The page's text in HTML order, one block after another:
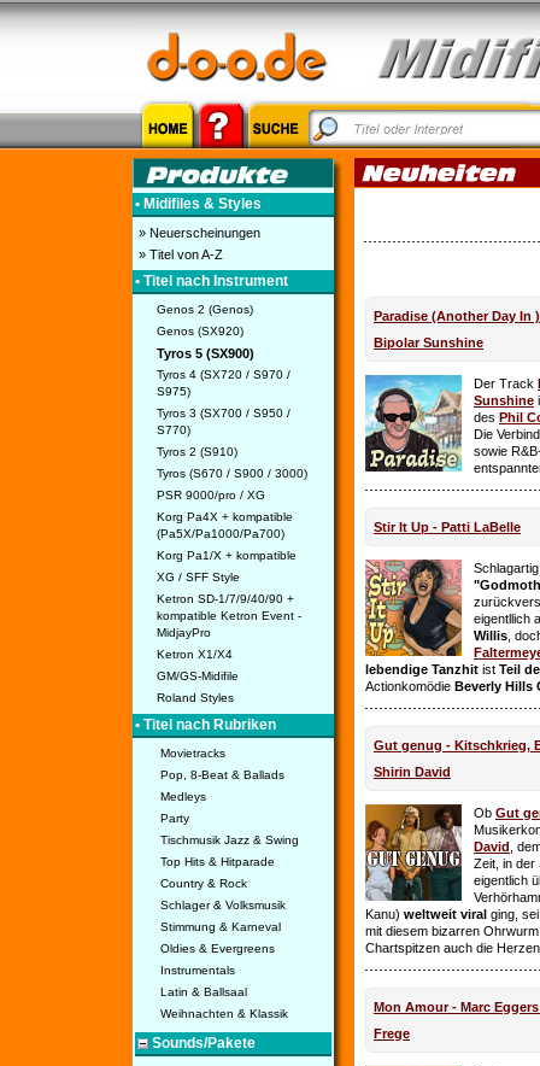
• Midifiles & Styles
» Neuerscheinungen
» Titel von A-Z
• Titel nach Instrument
Genos 2 (Genos)
Genos (SX920)
Tyros 5 (SX900)
Tyros 4 (SX720 / S970 /
S975)
Tyros 3 (SX700 / S950 /
S770)
Tyros 2 (S910)
Tyros (S670 / S900 / 3000)
PSR 9000/pro / XG
Korg Pa4X + kompatible
(Pa5X/Pa1000/Pa700)
Korg Pa1/X + kompatible
XG / SFF Style
Ketron SD-1/7/9/40/90 +
kompatible Ketron Event -
MidjayPro
Ketron X1/X4
GM/GS-Midifile
Roland Styles
• Titel nach Rubriken
Movietracks
Pop, 8-Beat & Ballads
Medleys
Party
Tischmusik Jazz & Swing
Top Hits & Hitparade
Country & Rock
Schlager & Volksmusik
Stimmung & Karneval
Oldies & Evergreens
Instrumentals
Latin & Ballsaal
Weihnachten & Klassik
Sounds/Pakete
Paradise (Another Day In
Bipolar Sunshine
Der Track
Sunshine
des Phil
Die
sowie
Stir It Up - Patti LaBelle
eigentllich
Willis ,
lebendige Tanzhit ist Teil
Actionkomödie Beverly Hills
Gut genug - Kitschkrieg,
Shirin David
Ob Gut
David ,
Zeit, in der
eigentlich
Kanu) weltweit viral ging,
mit diesem bizarren
Chartspitzen auch die
Mon Amour - Marc
Frege